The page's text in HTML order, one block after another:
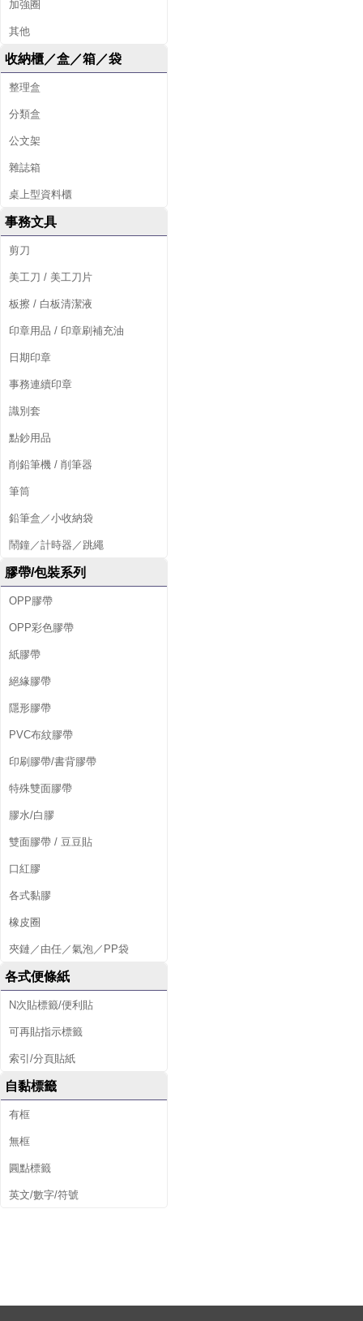
加強圈
其他
收納櫃／盒／箱／袋
整理盒
分類盒
公文架
雜誌箱
桌上型資料櫃
事務文具
剪刀
美工刀 / 美工刀片
板擦 / 白板清潔液
印章用品 / 印章刷補充油
日期印章
事務連續印章
識別套
點鈔用品
削鉛筆機 / 削筆器
筆筒
鉛筆盒／小收納袋
鬧鐘／計時器／跳繩
膠帶/包裝系列
OPP膠帶
OPP彩色膠帶
紙膠帶
絕緣膠帶
隱形膠帶
PVC布紋膠帶
印刷膠帶/書背膠帶
特殊雙面膠帶
膠水/白膠
雙面膠帶 / 豆豆貼
口紅膠
各式黏膠
橡皮圈
夾鏈／由任／氣泡／PP袋
各式便條紙
N次貼標籤/便利貼
可再貼指示標籤
索引/分頁貼紙
自黏標籤
有框
無框
圓點標籤
英文/數字/符號